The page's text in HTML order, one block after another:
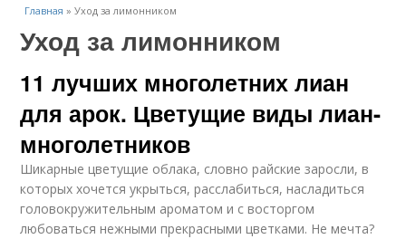
Главная »Уход за лимонником
Уход за лимонником
11 лучших многолетних лиан
для арок. Цветущие виды лиан-
многолетников
Шикарные цветущие облака, словно райские заросли, в
которых хочется укрыться, расслабиться, насладиться
головокружительным ароматом и с восторгом
любоваться нежными прекрасными цветками. Не мечта?